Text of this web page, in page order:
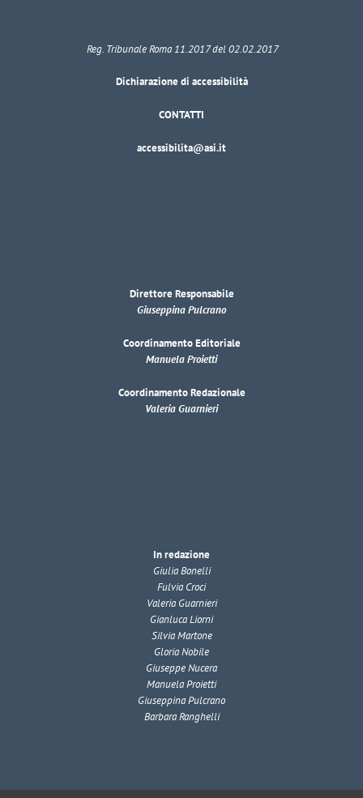
Reg. Tribunale Roma 11.2017 del 02.02.2017
Dichiarazione di accessibilità
CONTATTI
accessibilita@asi.it
Direttore Responsabile
Giuseppina Pulcrano
Coordinamento Editoriale
Manuela Proietti
Coordinamento Redazionale
Valeria Guarnieri
In redazione
Giulia Bonelli
Fulvia Croci
Valeria Guarnieri
Gianluca Liorni
Silvia Martone
Gloria Nobile
Giuseppe Nucera
Manuela Proietti
Giuseppina Pulcrano
Barbara Ranghelli